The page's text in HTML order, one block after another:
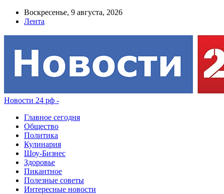
Воскресенье, 9 августа, 2026
Лента
Новости 24 рф -
Главное сегодня
Общество
Политика
Кулинария
Шоу-Бизнес
Здоровье
Пикантное
Полезные советы
Интересные новости